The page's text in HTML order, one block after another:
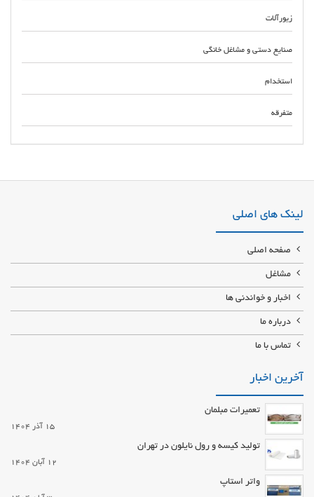
زیورآلات
صنایع دستی و مشاغل خانگی
استخدام
متفرقه
تبلیغاتی چاپ بر روی انواع پاکت های مقوایی و کاغذی تولید وچاپ انواع کیسه های
لینک های اصلی
صفحه اصلی
مشاغل
اخبار و خواندنی ها
درباره ما
تماس با ما
آخرین اخبار
تعمیرات مبلمان
15 آذر 1404
تولید کیسه و رول نایلون در تهران
12 آبان 1404
واتر استاپ